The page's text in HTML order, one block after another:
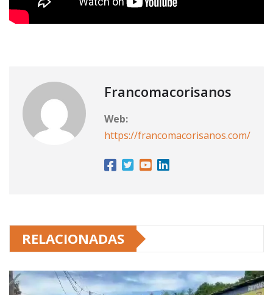
Francomacorisanos
Web:
https://francomacorisanos.com/
RELACIONADAS